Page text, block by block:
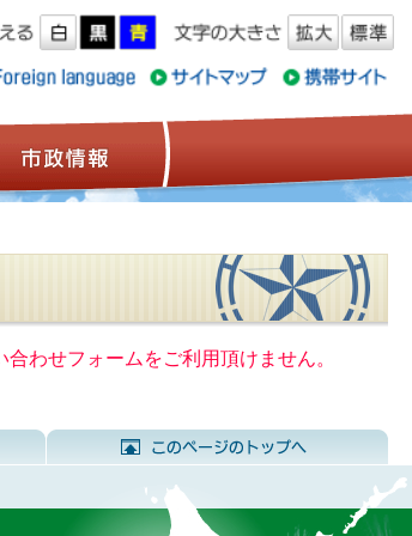
報
わせフォームをご利用頂けません。
前のページに戻る